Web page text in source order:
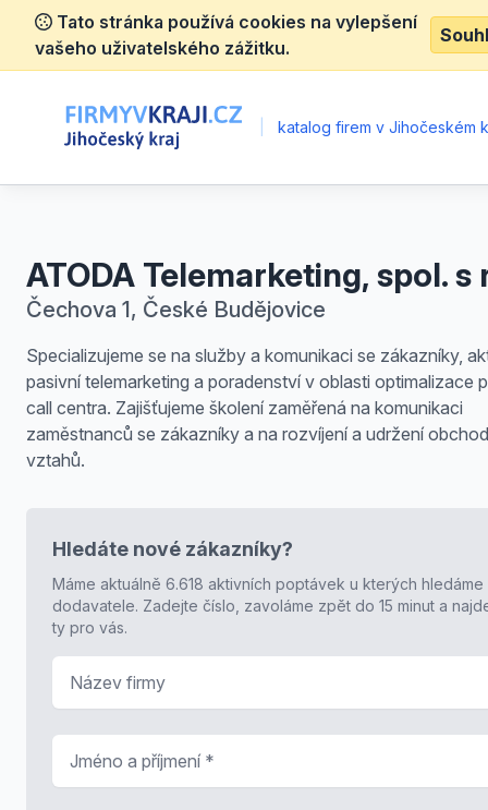
Tato stránka používá cookies na vylepšení
vašeho uživatelského zážitku.
katalog firem v Jihočeském
ATODA Telemarketing, spol. s
Čechova 1, České Budějovice
Specializujeme se na služby a komunikaci se zákazníky,
pasivní telemarketing a poradenství v oblasti optimalizace
call centra. Zajišťujeme školení zaměřená na komunikaci
zaměstnanců se zákazníky a na rozvíjení a udržení
vztahů.
Hledáte nové zákazníky?
Máme aktuálně 6.618 aktivních poptávek u kterých hledáme
dodavatele. Zadejte číslo, zavoláme zpět do 15 minut a
ty pro vás.